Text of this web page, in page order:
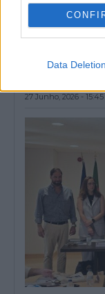
Data Deletion
O coordenador
27 Junho, 2026 - 15:45